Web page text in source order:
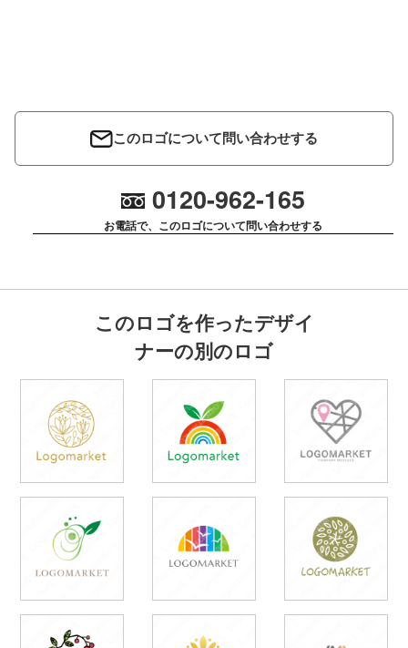
このロゴについて問い合わせする
0120-962-165
お電話で、このロゴについて問い合わせする
このロゴを作ったデザイ
ナーの別のロゴ